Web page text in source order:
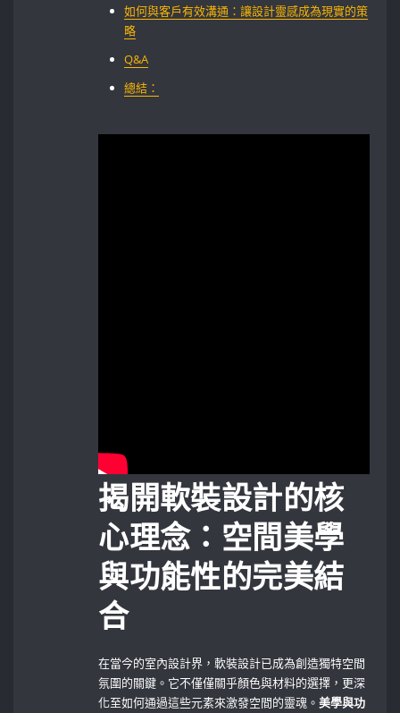
如何與客戶有效溝通：讓設計靈感成為現實的策
略
Q&A
總結：
揭開軟裝設計的核
心理念：空間美學
與功能性的完美結
合
在當今的室內設計界，軟裝設計已成為創造獨特空間
氛圍的關鍵。它不僅僅關乎顏色與材料的選擇，更深
化至如何通過這些元素來激發空間的靈魂。美學與功